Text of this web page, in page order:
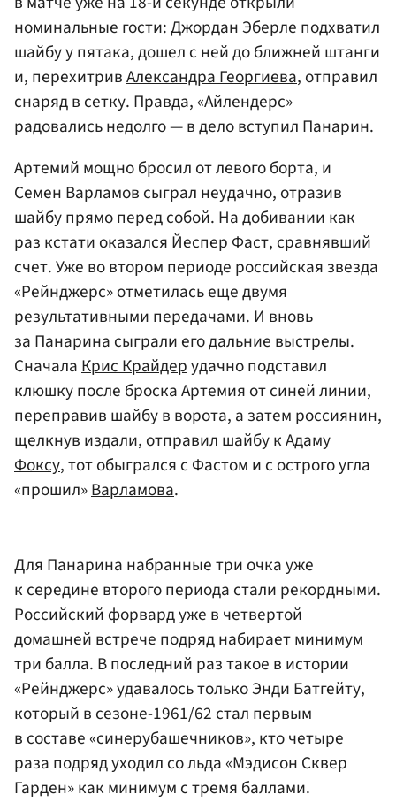
номинальные гости:Джордан Эберле подхватил
шайбу у пятака, дошел с ней до ближней штанги
и, перехитривАлександра Георгиева, отправил
снаряд в сетку. Правда, «Айлендерс»
радовались недолго — в дело вступил Панарин.
Артемий мощно бросил от левого борта, и
Семен Варламов сыграл неудачно, отразив
шайбу прямо перед собой. На добивании как
раз кстати оказался Йеспер Фаст, сравнявший
счет. Уже во втором периоде российская звезда
«Рейнджерс» отметилась еще двумя
результативными передачами. И вновь
за Панарина сыграли его дальние выстрелы.
СначалаКрис Крайдерудачно подставил
клюшку после броска Артемия от синей линии,
переправив шайбу в ворота, а затем россиянин,
щелкнув издали, отправил шайбу кАдаму
Фоксу, тот обыгрался с Фастом и с острого угла
«прошил»Варламова.
Для Панарина набранные три очка уже
к середине второго периода стали рекордными.
Российский форвард уже в четвертой
домашней встрече подряд набирает минимум
три балла. В последний раз такое в истории
«Рейнджерс» удавалось только Энди Батгейту,
который в сезоне-1961/62 стал первым
в составе «синерубашечников», кто четыре
раза подряд уходил со льда «Мэдисон Сквер
Гарден» как минимум с тремя баллами.